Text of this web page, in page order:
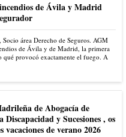
de Ávila y Madrid
área Derecho de Seguros. AGM
de Ávila y de Madrid, la primera
qué provocó exactamente el fuego. A
de Abogacía de
y Sucesiones , os
vacaciones de verano 2026